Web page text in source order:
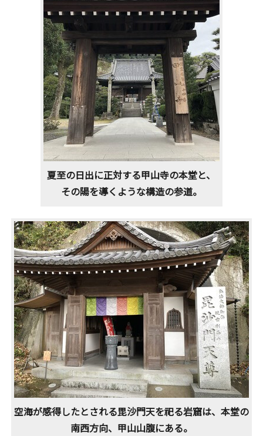
夏至の日出に正対する甲山寺の本堂と、
その陽を導くような構造の参道。
空海が感得したとされる毘沙門天を祀る岩窟は、本堂の
南西方向、甲山山腹にある。